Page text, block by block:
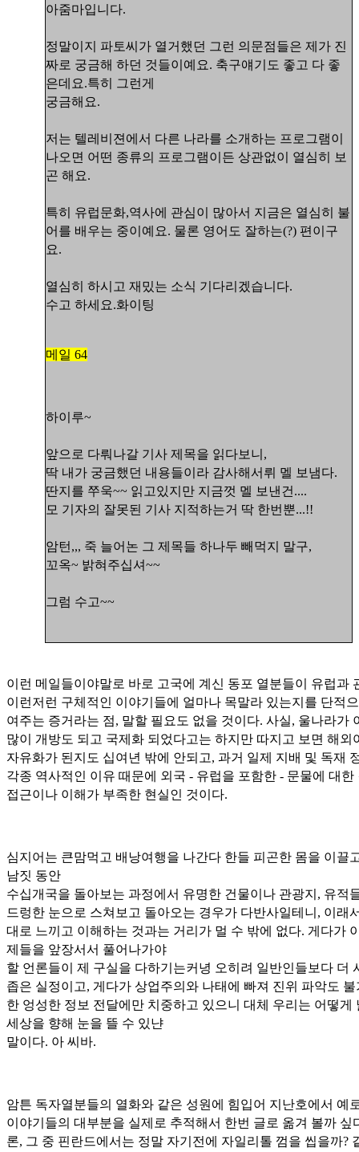
아줌마입니다.
정말이지 파토씨가 열거했던 그런 의문점들은 제가 진
짜로 궁금해 하던 것들이예요. 축구얘기도 좋고 다 좋
은데요.특히 그런게
궁금해요.
저는 텔레비젼에서 다른 나라를 소개하는 프로그램이
나오면 어떤 종류의 프로그램이든 상관없이 열심히 보
곤 해요.
특히 유럽문화,역사에 관심이 많아서 지금은 열심히 불
어를 배우는 중이예요. 물론 영어도 잘하는(?) 편이구
요.
열심히 하시고 재밌는 소식 기다리겠습니다.
수고 하세요.화이팅
메일 64
하이루~
앞으로 다뤄나갈 기사 제목을 읽다보니,
딱 내가 궁금했던 내용들이라 감사해서뤼 멜 보냄다.
딴지를 쭈욱~~ 읽고있지만 지금껏 멜 보낸건....
모 기자의 잘못된 기사 지적하는거 딱 한번뿐...!!
암턴,,, 죽 늘어논 그 제목들 하나두 빼먹지 말구,
꼬옥~ 밝혀주십셔~~
그럼 수고~~
이런 메일들이야말로 바로 고국에 계신 동포 열분들이 유럽과
이런저런 구체적인 이야기들에 얼마나 목말라 있는지를 단적
여주는 증거라는 점, 말할 필요도 없을 것이다. 사실, 울나라가
많이 개방도 되고 국제화 되었다고는 하지만 따지고 보면 해외
자유화가 된지도 십여년 밖에 안되고, 과거 일제 지배 및 독재
각종 역사적인 이유 때문에 외국 - 유럽을 포함한 - 문물에 대한
접근이나 이해가 부족한 현실인 것이다.
심지어는 큰맘먹고 배낭여행을 나간다 한들 피곤한 몸을 이끌
남짓 동안
수십개국을 돌아보는 과정에서 유명한 건물이나 관광지, 유적
드렁한 눈으로 스쳐보고 돌아오는 경우가 다반사일테니, 이래
대로 느끼고 이해하는 것과는 거리가 멀 수 밖에 없다. 게다가
제들을 앞장서서 풀어나가야
할 언론들이 제 구실을 다하기는커녕 오히려 일반인들보다 더
좁은 실정이고, 게다가 상업주의와 나태에 빠져 진위 파악도 불
한 엉성한 정보 전달에만 치중하고 있으니 대체 우리는 어떻게
세상을 향해 눈을 뜰 수 있냔
말이다. 아 씨바.
암튼 독자열분들의 열화와 같은 성원에 힘입어 지난호에서 예
이야기들의 대부분을 실제로 추적해서 한번 글로 옮겨 볼까 싶
론, 그 중 핀란드에서는 정말 자기전에 자일리톨 껌을 씹을까?